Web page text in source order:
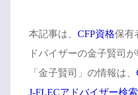
本記事は、 CFP資格保有
ドバイザーの金子賢司
「金子賢司」の情報は、
J-FLECアドバイザー検